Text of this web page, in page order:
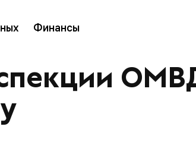
Финансы